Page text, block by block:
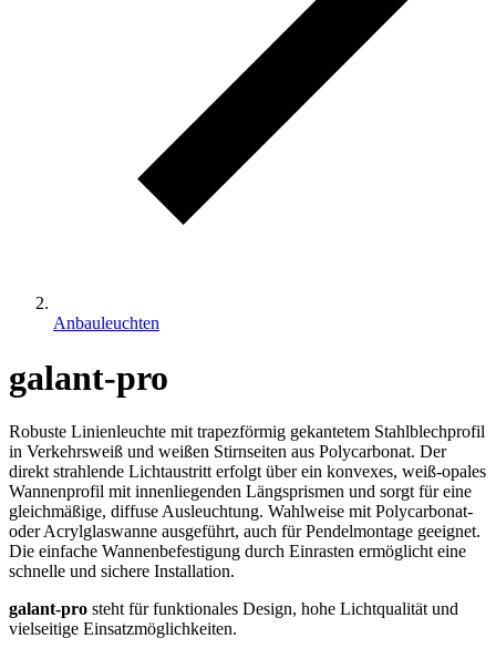
Anbauleuchten
galant-pro
Robuste Linienleuchte mit trapezförmig gekantetem Stahlblechprofil
in Verkehrsweiß und weißen Stirnseiten aus Polycarbonat. Der
direkt strahlende Lichtaustritt erfolgt über ein konvexes, weiß-opales
Wannenprofil mit innenliegenden Längsprismen und sorgt für eine
gleichmäßige, diffuse Ausleuchtung. Wahlweise mit Polycarbonat-
oder Acrylglaswanne ausgeführt, auch für Pendelmontage geeignet.
Die einfache Wannenbefestigung durch Einrasten ermöglicht eine
schnelle und sichere Installation.
galant-pro steht für funktionales Design, hohe Lichtqualität und
vielseitige Einsatzmöglichkeiten.